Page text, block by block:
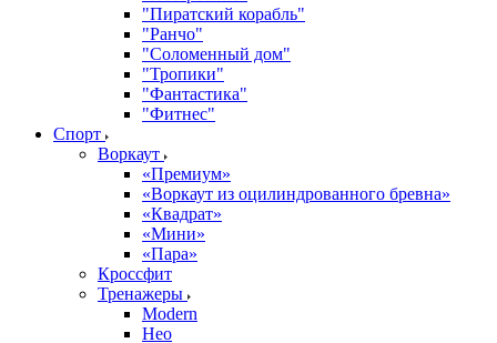
"Пиратский корабль"
"Ранчо"
"Соломенный дом"
"Тропики"
"Фантастика"
"Фитнес"
Спорт
Воркаут
«Премиум»
«Воркаут из оцилиндрованного бревна»
«Квадрат»
«Мини»
«Пара»
Кроссфит
Тренажеры
Modern
Нео